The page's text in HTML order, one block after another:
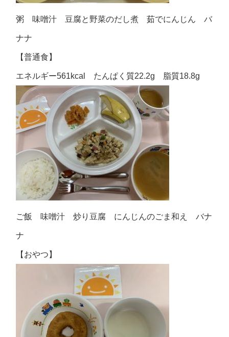
粥 味噌汁 豆腐と野菜のだし煮 茹でにんじん バ
ナナ
【普通食】
エネルギー561kcal たんぱく質22.2g 脂質18.8g
ご飯 味噌汁 炒り豆腐 にんじんのごま和え バナ
ナ
【おやつ】